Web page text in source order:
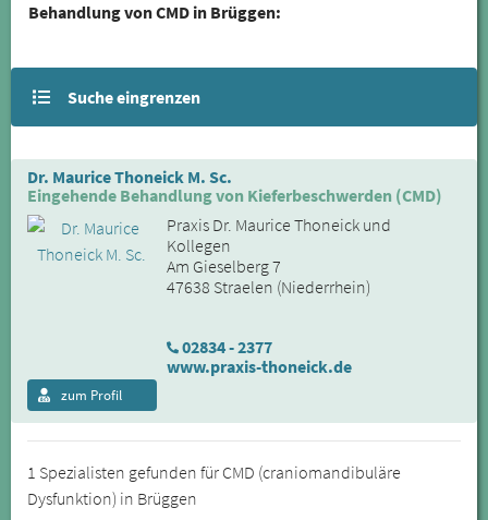
Behandlung von CMD in Brüggen:
Suche eingrenzen
Dr. Maurice Thoneick M. Sc.
Eingehende Behandlung von Kieferbeschwerden (CMD)
Praxis Dr. Maurice Thoneick und
Kollegen
Am Gieselberg 7
47638 Straelen (Niederrhein)
02834 - 2377
www.praxis-thoneick.de
zum Profil
1 Spezialisten gefunden für CMD (craniomandibuläre
Dysfunktion) in Brüggen